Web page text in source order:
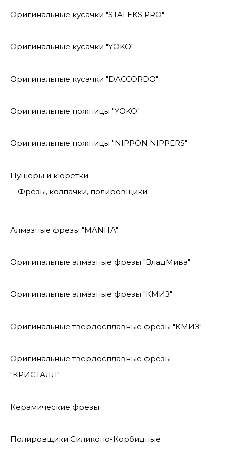
Оригинальные кусачки "STALEKS PRO"
Оригинальные кусачки "YOKO"
Оригинальные кусачки "DACCORDO"
Оригинальные ножницы "YOKO"
Оригинальные ножницы "NIPPON NIPPERS"
Пушеры и кюретки
Фрезы, колпачки, полировщики.
Алмазные фрезы "MANITA"
Оригинальные алмазные фрезы "ВладМива"
Оригинальные алмазные фрезы "КМИЗ"
Оригинальные твердосплавные фрезы "КМИЗ"
Оригинальные твердосплавные фрезы
"КРИСТАЛЛ"
Керамические фрезы
Полировщики Силиконо-Корбидные